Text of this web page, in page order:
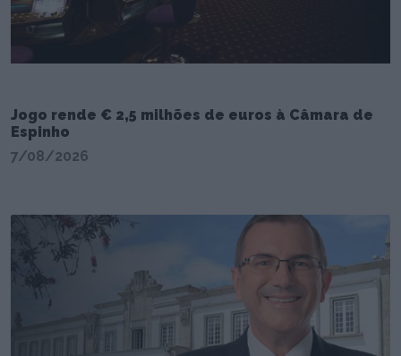
Jogo rende € 2,5 milhões de euros à Câmara de
Espinho
7/08/2026